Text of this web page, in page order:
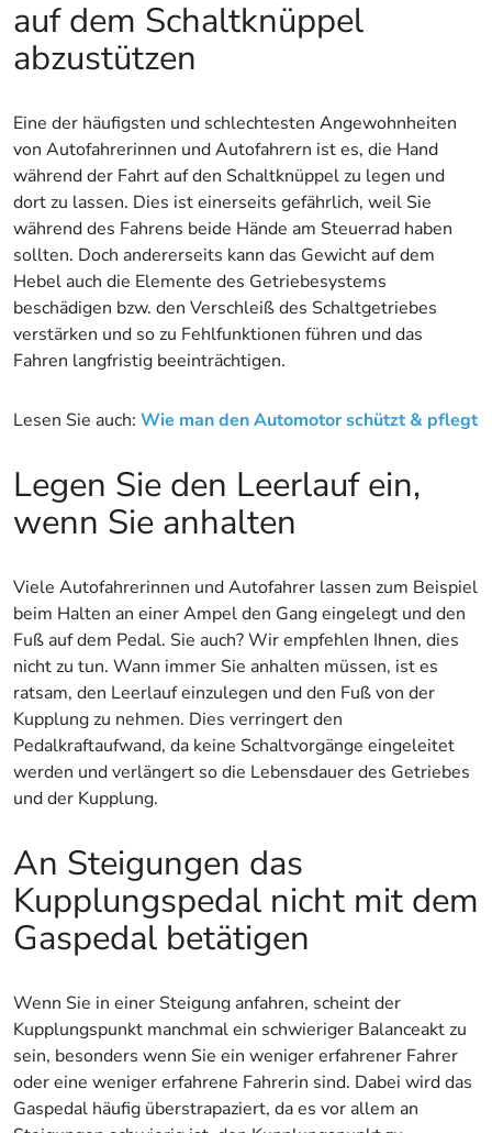
auf dem Schaltknüppel
abzustützen
Eine der häufigsten und schlechtesten Angewohnheiten
von Autofahrerinnen und Autofahrern ist es, die Hand
während der Fahrt auf den Schaltknüppel zu legen und
dort zu lassen. Dies ist einerseits gefährlich, weil Sie
während des Fahrens beide Hände am Steuerrad haben
sollten. Doch andererseits kann das Gewicht auf dem
Hebel auch die Elemente des Getriebesystems
beschädigen bzw. den Verschleiß des Schaltgetriebes
verstärken und so zu Fehlfunktionen führen und das
Fahren langfristig beeinträchtigen.
Lesen Sie auch: Wie man den Automotor schützt & pflegt
Legen Sie den Leerlauf ein,
wenn Sie anhalten
Viele Autofahrerinnen und Autofahrer lassen zum Beispiel
beim Halten an einer Ampel den Gang eingelegt und den
Fuß auf dem Pedal. Sie auch? Wir empfehlen Ihnen, dies
nicht zu tun. Wann immer Sie anhalten müssen, ist es
ratsam, den Leerlauf einzulegen und den Fuß von der
Kupplung zu nehmen. Dies verringert den
Pedalkraftaufwand, da keine Schaltvorgänge eingeleitet
werden und verlängert so die Lebensdauer des Getriebes
und der Kupplung.
An Steigungen das
Kupplungspedal nicht mit dem
Gaspedal betätigen
Wenn Sie in einer Steigung anfahren, scheint der
Kupplungspunkt manchmal ein schwieriger Balanceakt zu
sein, besonders wenn Sie ein weniger erfahrener Fahrer
oder eine weniger erfahrene Fahrerin sind. Dabei wird das
Gaspedal häufig überstrapaziert, da es vor allem an